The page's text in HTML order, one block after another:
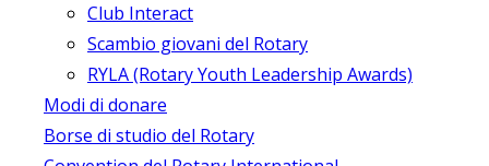
Club Interact
Scambio giovani del Rotary
RYLA (Rotary Youth Leadership Awards)
Modi di donare
Borse di studio del Rotary